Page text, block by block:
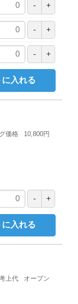
に入れる
価格 10,800円
に入れる
上代 オープン